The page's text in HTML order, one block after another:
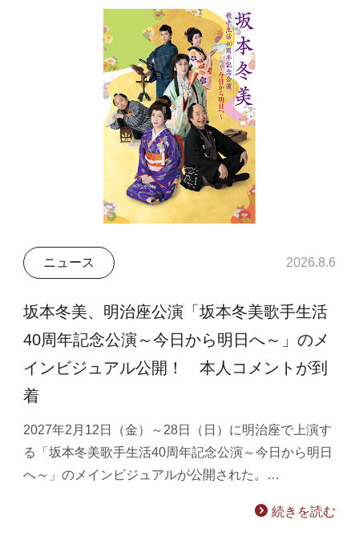
ニュース 2026.8.6
坂本冬美、明治座公演「坂本冬美歌手生活
40周年記念公演～今日から明日へ～」のメ
インビジュアル公開！ 本人コメントが到
着
2027年2月12日（金）～28日（日）に明治座で上演す
る「坂本冬美歌手生活40周年記念公演～今日から明日
へ～」のメインビジュアルが公開された。…
続きを読む